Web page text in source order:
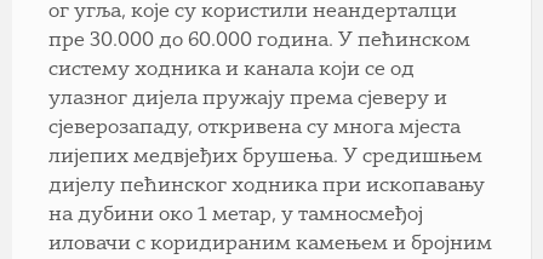
ог угља, које су користили неандерталци
пре 30.000 до 60.000 година. У пећинском
систему ходника и канала који се од
улазног дијела пружају према сјеверу и
сјеверозападу, откривена су многа мјеста
лијепих медвјеђих брушења. У средишњем
дијелу пећинског ходника при ископавању
на дубини око 1 метар, у тамносмеђој
иловачи с коридираним камењем и бројним